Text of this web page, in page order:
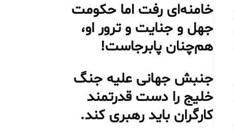
خامنه‌ای رفت اما حکومت
جهل و جنایت و ترور او،
هم‌چنان پابرجاست!
جنبش جهانی علیه جنگ
خلیج را دست قدرتمند
کارگران باید رهبری کند.